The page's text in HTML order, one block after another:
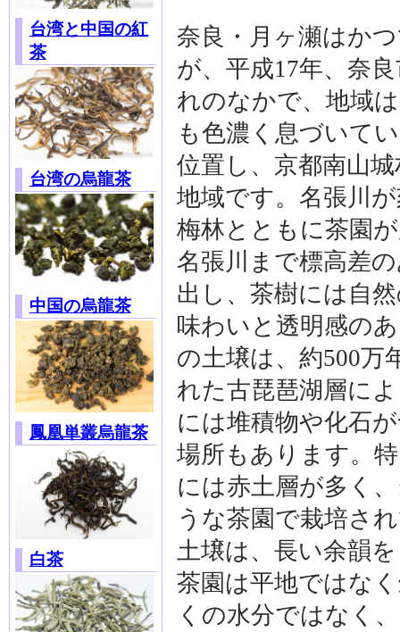
台湾と中国の紅
茶
台湾の烏龍茶
中国の烏龍茶
鳳凰単叢烏龍茶
白茶
奈良・月ヶ瀬はか
が、平成17年、奈
れのなかで、地域
も色濃く息づいて
位置し、京都南山
地域です。名張川
梅林とともに茶園
名張川まで標高差
出し、茶樹には自
味わいと透明感の
の土壌は、約500万
れた古琵琶湖層に
には堆積物や化石
場所もあります。
には赤土層が多く
うな茶園で栽培さ
土壌は、長い余韻
茶園は平地ではな
くの水分ではなく